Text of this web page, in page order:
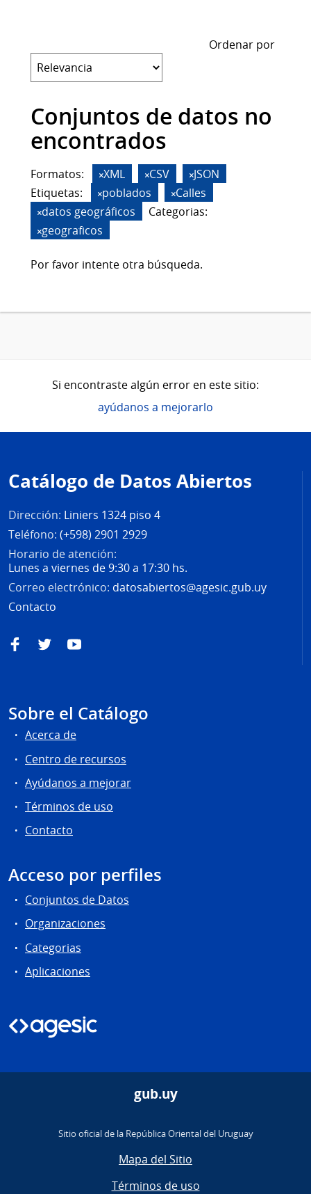
Ordenar por
Conjuntos de datos no
encontrados
Formatos: XML CSV
JSON
Etiquetas:
poblados
Calles
datos geográficos
Categorias:
geograficos
Por favor intente otra búsqueda.
Si encontraste algún error en este sitio:
ayúdanos a mejorarlo
de
página
Catálogo de Datos Abiertos
Dirección: Liniers 1324 piso 4
Teléfono: (+598) 2901 2929
Horario de atención:
Lunes a viernes de 9:30 a 17:30 hs.
Correo electrónico: datosabiertos@agesic.gub.uy
Contacto
FacebookTwitterYouTube
Sobre el Catálogo
Acerca de
Centro de recursos
Ayúdanos a mejorar
Términos de uso
Contacto
Acceso por perfiles
Conjuntos de Datos
Organizaciones
Categorias
Aplicaciones
gub.uy
Sitio oficial de la República Oriental del Uruguay
Mapa del Sitio
Términos de uso